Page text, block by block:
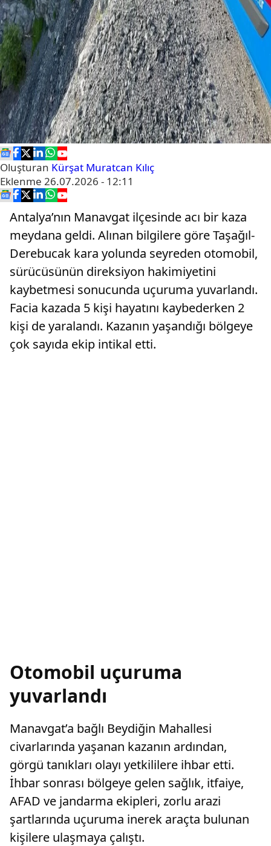
Oluşturan Kürşat Muratcan Kılıç
Eklenme 26.07.2026 - 12:11
Antalya’nın Manavgat ilçesinde acı bir kaza
meydana geldi. Alınan bilgilere göre Taşağıl-
Derebucak kara yolunda seyreden otomobil,
sürücüsünün direksiyon hakimiyetini
kaybetmesi sonucunda uçuruma yuvarlandı.
Facia kazada 5 kişi hayatını kaybederken 2
kişi de yaralandı. Kazanın yaşandığı bölgeye
çok sayıda ekip intikal etti.
Otomobil uçuruma
yuvarlandı
Manavgat’a bağlı Beydiğin Mahallesi
civarlarında yaşanan kazanın ardından,
görgü tanıkları olayı yetkililere ihbar etti.
İhbar sonrası bölgeye gelen sağlık, itfaiye,
AFAD ve jandarma ekipleri, zorlu arazi
şartlarında uçuruma inerek araçta bulunan
kişilere ulaşmaya çalıştı.